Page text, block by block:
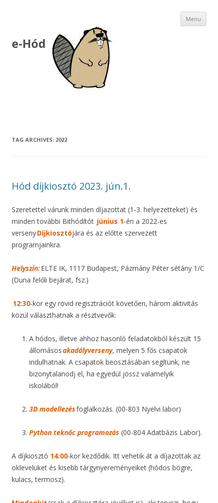
e-Hód
Menu
TAG ARCHIVES: 2022
Hód díjkiosztó 2023. jún.1.
Szeretettel várunk minden díjazottat (1-3. helyezetteket) és
minden további Bithódítót június 1-én a 2022-es
versenyDíjkiosztójára és az előtte szervezett
programjainkra.
Helyszín:ELTE IK, 1117 Budapest, Pázmány Péter sétány 1/C
(Duna felőli bejárat, fsz.)
12:30-kor egy rövid regisztrációt követően, három aktivitás
közül választhatnak a résztvevők:
A hódos, illetve ahhoz hasonló feladatokból készült 15
állomásosakadályverseny, melyen 5 fős csapatok
indulhatnak. A csapatok beosztásában segítünk, ne
bizonytalanodj el, ha egyedül jössz valamelyik
iskolából!
3D modellezésfoglalkozás. (00-803 Nyelvi labor)
Python teknőc programozás (00-804 Adatbázis Labor).
A díjkiosztó 14:00-kor kezdődik. Itt vehetik át a díjazottak az
oklevelüket és kisebb tárgynyereményeiket (hódos bögre,
kulacs, termosz).